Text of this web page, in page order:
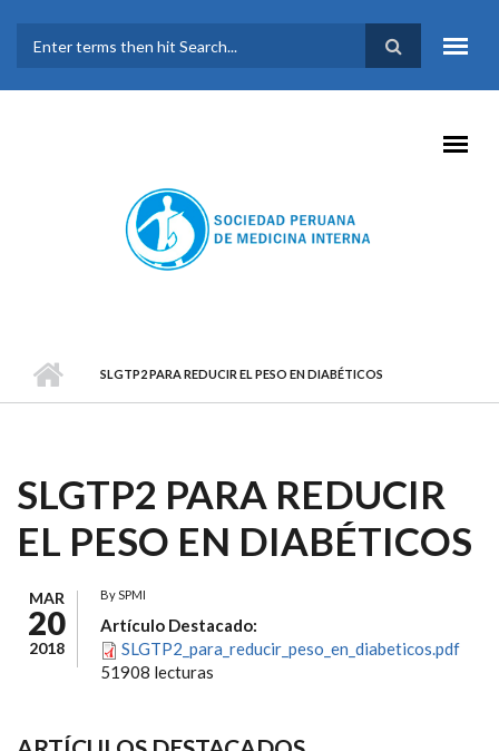
FORMULARIO DE
BÚSQUEDA
SLGTP2 PARA REDUCIR EL PESO EN DIABÉTICOS
SLGTP2 PARA REDUCIR
EL PESO EN DIABÉTICOS
MAR
20
2018
BySPMI
Artículo Destacado:
SLGTP2_para_reducir_peso_en_diabeticos.pdf
51908 lecturas